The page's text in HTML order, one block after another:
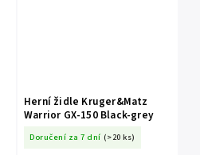
Herní židle Kruger&Matz
Warrior GX-150 Black-grey
Doručení za 7 dní (>20 ks)